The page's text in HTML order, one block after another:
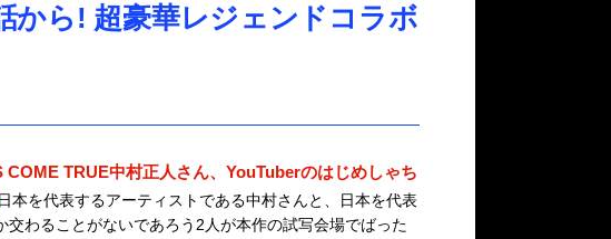
から! 超豪華レジェンドコラボ
TRUE中村正人さん、YouTuberのはじめしゃち
日本を代表するアーティストである中村さんと、日本を代表
わることがないであろう2人が本作の試写会場でばった